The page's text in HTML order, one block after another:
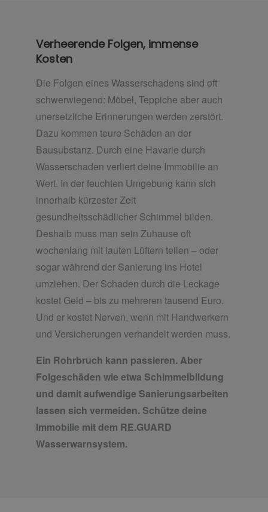
Verheerende Folgen, immense
Kosten
Die Folgen eines Wasserschadens sind oft
schwerwiegend: Möbel, Teppiche aber auch
unersetzliche Erinnerungen werden zerstört.
Dazu kommen teure Schäden an der
Bausubstanz. Durch eine Havarie durch
Wasserschaden verliert deine Immobilie an
Wert. In der feuchten Umgebung kann sich
innerhalb kürzester Zeit
gesundheitsschädlicher Schimmel bilden.
Deshalb muss man sein Zuhause oft
wochenlang mit lauten Lüftern teilen – oder
sogar während der Sanierung ins Hotel
umziehen. Der Schaden durch die Leckage
kostet Geld – bis zu mehreren tausend Euro.
Und er kostet Nerven, wenn mit Handwerkern
und Versicherungen verhandelt werden muss.
Ein Rohrbruch kann passieren. Aber
Folgeschäden wie etwa Schimmelbildung
und damit aufwendige Sanierungsarbeiten
lassen sich vermeiden. Schütze deine
Immobilie mit dem RE.GUARD
Wasserwarnsystem.